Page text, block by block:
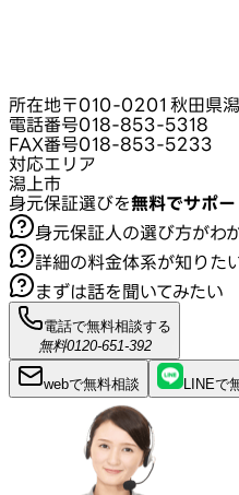
所在地〒010-0201 秋田県
電話番号018-853-5318
FAX番号018-853-5233
対応エリア
潟上市
身元保証選びを無料でサポー
身元保証人の選び方がわ
詳細の料金体系が知りた
まずは話を聞いてみたい
電話で無料相談する
無料0120-651-392
webで無料相談 LINEで